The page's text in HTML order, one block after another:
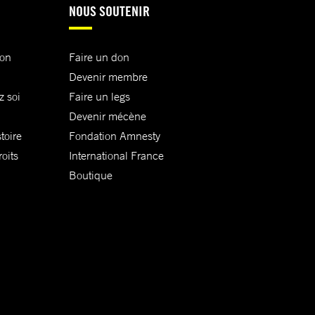
soi
NOUS SOUTENIR
Faire un don
Devenir membre
Faire un legs
Devenir mécène
Fondation Amnesty
International France
Boutique